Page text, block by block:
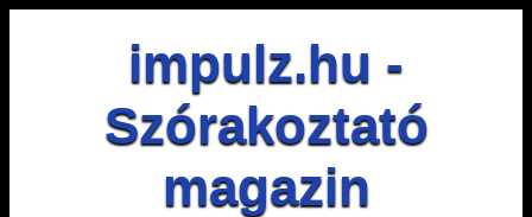
impulz.hu -
Szórakoztató
magazin